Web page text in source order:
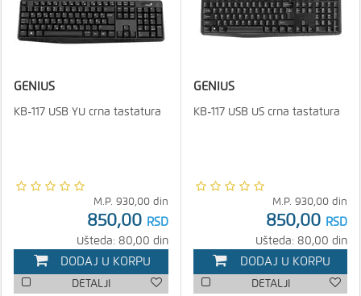
GENIUS
KB-117 USB YU crna tastatura
M.P. 930,00 din
850,00 RSD
Ušteda: 80,00 din
DODAJ U KORPU
DETALJI
GENIUS
KB-117 USB US crna tastatura
M.P. 930,00 din
850,00 RSD
Ušteda: 80,00 din
DODAJ U KORPU
DETALJI